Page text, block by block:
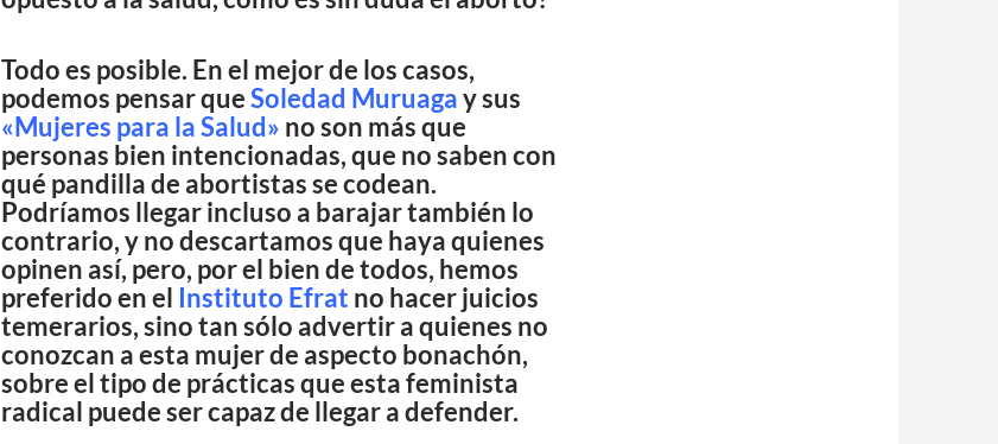
Todo es posible. En el mejor de los casos,
podemos pensar queSoledad Muruagay sus
«Mujeres para la Salud» no son más que
personas bien intencionadas, que no saben con
qué pandilla de abortistas se codean.
Podríamos llegar incluso a barajar también lo
contrario, y no descartamos que haya quienes
opinen así, pero, por el bien de todos, hemos
preferido en el Instituto Efrat no hacer juicios
temerarios, sino tan sólo advertir a quienes no
conozcan a esta mujer de aspecto bonachón,
sobre el tipo de prácticas que esta feminista
radical puede ser capaz de llegar a defender.